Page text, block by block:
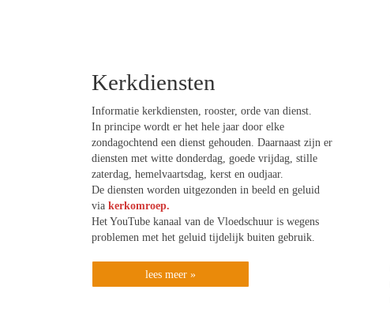
Kerkdiensten
Informatie kerkdiensten, rooster, orde van dienst.
In principe wordt er het hele jaar door elke
zondagochtend een dienst gehouden. Daarnaast zijn er
diensten met witte donderdag, goede vrijdag, stille
zaterdag, hemelvaartsdag, kerst en oudjaar.
De diensten worden uitgezonden in beeld en geluid
via kerkomroep.
Het YouTube kanaal van de Vloedschuur is wegens
problemen met het geluid tijdelijk buiten gebruik.
lees meer »